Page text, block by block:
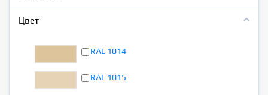
Цвет
RAL 1014
RAL 1015